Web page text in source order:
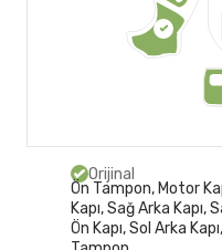
Orijinal
Ön Tampon, Motor
Kapı, Sağ Arka Kapı,
Ön Kapı, Sol Arka